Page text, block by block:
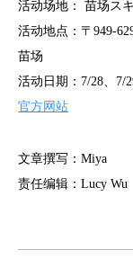
活动场地： 苗场ス
活动地点：〒949-
苗场
活动日期：7/28、7/
官方网站
文章撰写：Miya
责任编辑：Lucy Wu